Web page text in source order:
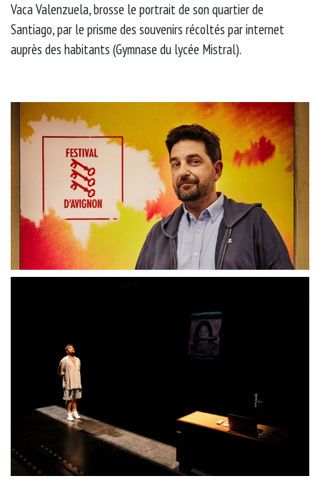
Vaca Valenzuela, brosse le portrait de son quartier de
Santiago, par le prisme des souvenirs récoltés par internet
auprès des habitants (Gymnase du lycée Mistral).